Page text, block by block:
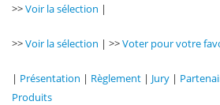
>>Voir la sélection |
>>Voir la sélection | >>Voter pour votre
| Présentation | Règlement | Jury |
Produits